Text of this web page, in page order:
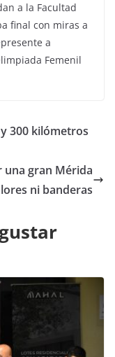
a la Facultad
final con miras a
a
Femenil
300 kilómetros
una gran Mérida
ni banderas